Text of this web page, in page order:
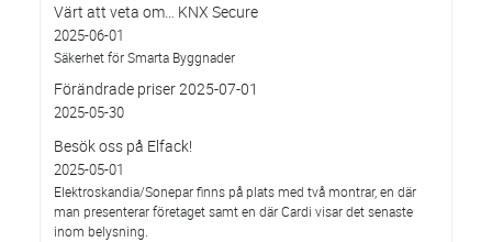
Värt att veta om… KNX Secure
2025-06-01
Säkerhet för Smarta Byggnader
Förändrade priser 2025-07-01
2025-05-30
Besök oss på Elfack!
2025-05-01
Elektroskandia/Sonepar finns på plats med två montrar, en där
man presenterar företaget samt en där Cardi visar det senaste
inom belysning.